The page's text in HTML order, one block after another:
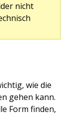
nicht
wie die
gehen kann.
Form finden,